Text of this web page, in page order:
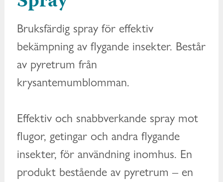
Bruksfärdig spray för effektiv
bekämpning av flygande insekter. Består
av pyretrum från
krysantemumblomman.
Effektiv och snabbverkande spray mot
flugor, getingar och andra flygande
insekter, för användning inomhus. En
produkt bestående av pyretrum – en